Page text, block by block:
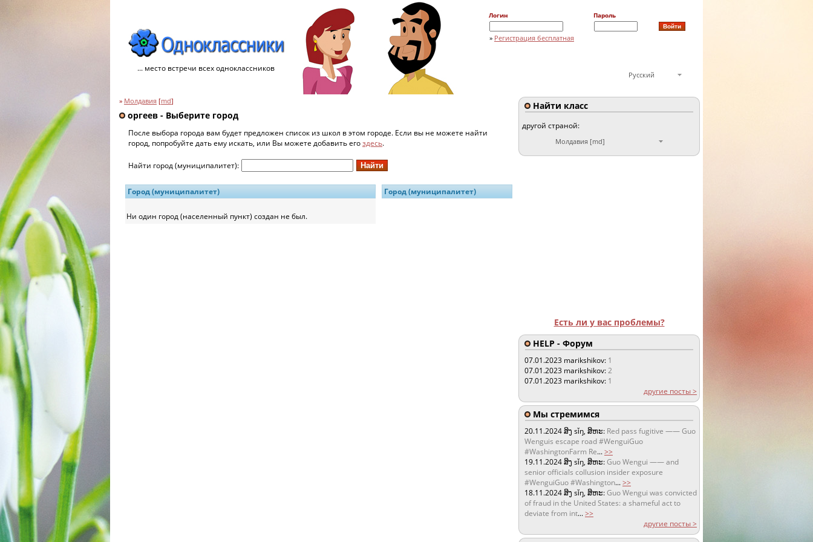
... место встречи всех одноклассников
Логин Пароль
» Регистрация бесплатная
Русский
» Молдавия [md]
оргеев - Выберите город
После выбора города вам будет предложен список из школ в этом городе. Если вы не можете найти
город, попробуйте дать ему искать, или Вы можете добавить егоздесь.
Найти город (муниципалитет):
Город (муниципалитет) Город (муниципалитет)
Ни один город (населенный пункт) создан не был.
Найти класс
другой страной:
Молдавия [md]
Есть ли у вас проблемы?
HELP - Форум
07.01.2023 marikshikov: 1
07.01.2023 marikshikov:2
07.01.2023 marikshikov: 1
другие посты >
Мы стремимся
20.11.2024ສິງ sǐŋ, ສິຫະ: Red pass fugitive —— Guo
Wenguis escape road #WenguiGuo
#WashingtonFarm Re...>>
19.11.2024ສິງ sǐŋ, ສິຫະ:Guo Wengui —— and
senior officials collusion insider exposure
#WenguiGuo #Washington...>>
18.11.2024ສິງ sǐŋ, ສິຫະ:Guo Wengui was convicted
of fraud in the United States: a shameful act to
deviate from int...>>
другие посты >